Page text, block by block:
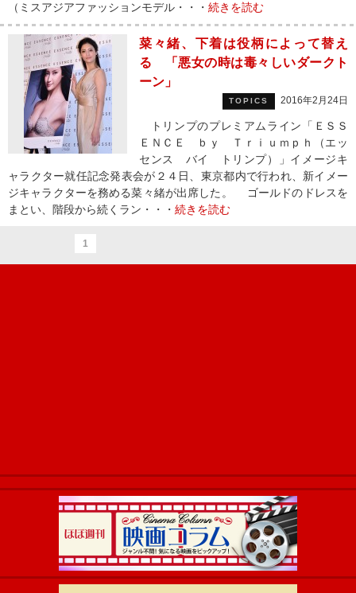
（ミスアジアファッションモデル・・・ 続きを読む
菜々緒、下着は役柄によって替え
る 「悪女の時は毒々しいダークト
ーン」
TOPICS 2016年2月24日
トリンプのプレミアムライン「ＥＳＳ
ＥＮＣＥ ｂｙ Ｔｒｉｕｍｐｈ（エッ
センス バイ トリンプ）」イメージキ
ャラクター就任記念発表会が２４日、東京都内で行われ、新イメー
ジキャラクターを務める菜々緒が出席した。 ゴールドのドレスを
まとい、階段から続くラン・・・ 続きを読む
1